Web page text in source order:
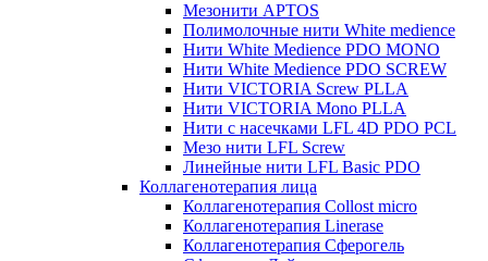
Мезонити APTOS
Полимолочные нити White medience
Нити White Medience PDO MONO
Нити White Medience PDO SCREW
Нити VICTORIA Screw PLLA
Нити VICTORIA Mono PLLA
Нити с насечками LFL 4D PDO PCL
Мезо нити LFL Screw
Линейные нити LFL Basic PDO
Коллагенотерапия лица
Коллагенотерапия Collost micro
Коллагенотерапия Linerase
Коллагенотерапия Сферогель